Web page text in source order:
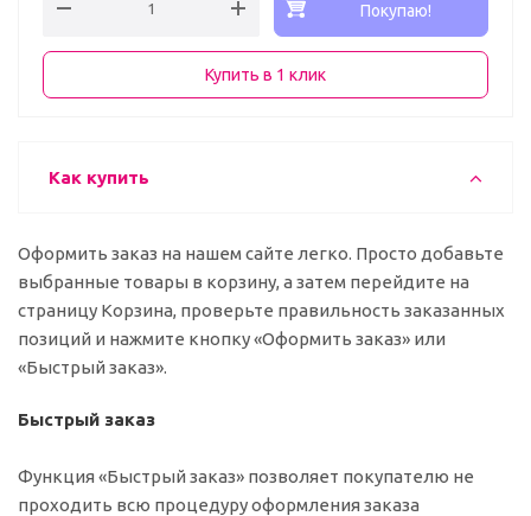
Покупаю!
Купить в 1 клик
Как купить
Оформить заказ на нашем сайте легко. Просто добавьте
выбранные товары в корзину, а затем перейдите на
страницу Корзина, проверьте правильность заказанных
позиций и нажмите кнопку «Оформить заказ» или
«Быстрый заказ».
Быстрый заказ
Функция «Быстрый заказ» позволяет покупателю не
проходить всю процедуру оформления заказа